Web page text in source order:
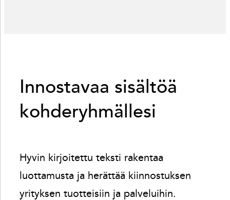
Innostavaa sisältöä
kohderyhmällesi
Hyvin kirjoitettu teksti rakentaa
luottamusta ja herättää kiinnostuksen
yrityksen tuotteisiin ja palveluihin.